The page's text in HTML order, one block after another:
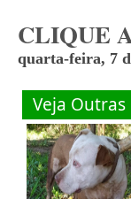
CLIQUE
quarta-feira, 7
Veja Outras